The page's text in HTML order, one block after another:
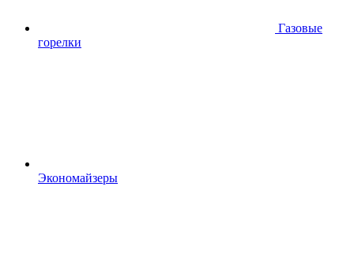
Газовые
горелки
Экономайзеры